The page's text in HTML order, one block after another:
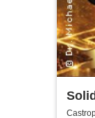
2027